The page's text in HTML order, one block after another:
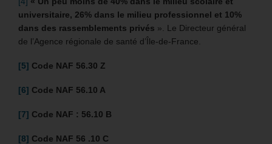
universitaire, 26% dans le milieu professionnel et 10%
dans des rassemblements privés ». Le Directeur général
de l’Agence régionale de santé d’Île-de-France.
[5] Code NAF 56.30 Z
[6] Code NAF 56.10 A
[7] Code NAF : 56.10 B
[8] Code NAF 56 .10 C